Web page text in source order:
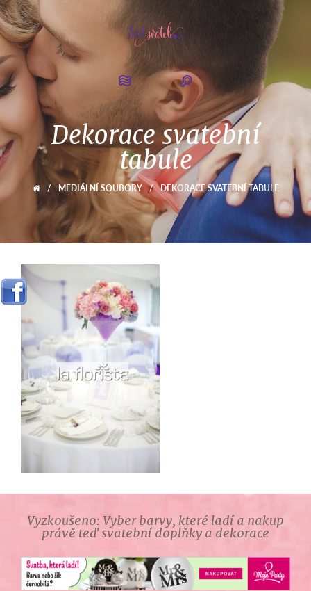
Dekorace svatební
tabule
/ MEDIÁLNÍ SOUBORY / DEKORACE SVATEBNÍ TABULE
Vyzkoušeno: Vyber barvy, které ladí a nakup
právě teď svatební doplňky a dekorace